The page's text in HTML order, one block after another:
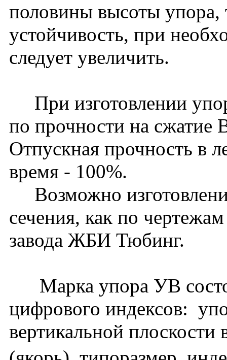
половины высоты упора,
устойчивость, при
следует увеличить.
При изготовлении
по прочности на сжатие
Отпускная прочность в
время - 100%.
Возможно
сечения, как по
завода ЖБИ Тюбинг.
Марка упора УВ
цифрового индексов:
вертикальной